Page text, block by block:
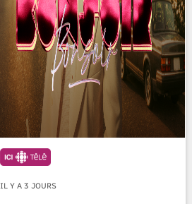
IL Y A 3 JOURS